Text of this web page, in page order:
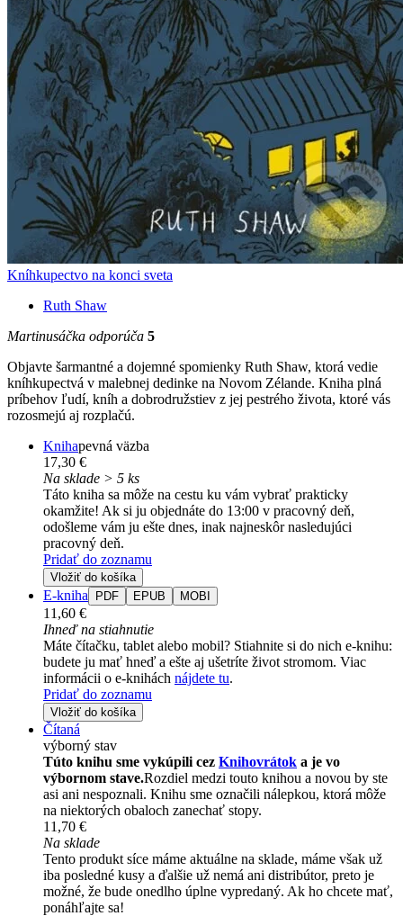
Kníhkupectvo na konci sveta
Ruth Shaw
Martinusáčka odporúča 5
Objavte šarmantné a dojemné spomienky Ruth Shaw, ktorá vedie
kníhkupectvá v malebnej dedinke na Novom Zélande. Kniha plná
príbehov ľudí, kníh a dobrodružstiev z jej pestrého života, ktoré vás
rozosmejú aj rozplačú.
Knihapevná väzba
17,30 €
Na sklade > 5 ks
Táto kniha sa môže na cestu ku vám vybrať prakticky
okamžite! Ak si ju objednáte do 13:00 v pracovný deň,
odošleme vám ju ešte dnes, inak najneskôr nasledujúci
pracovný deň.
Pridať do zoznamu
Vložiť do košíka
E-kniha PDF EPUB MOBI
11,60 €
Ihneď na stiahnutie
Máte čítačku, tablet alebo mobil? Stiahnite si do nich e-knihu:
budete ju mať hneď a ešte aj ušetríte život stromom. Viac
informácii o e-knihách nájdete tu.
Pridať do zoznamu
Vložiť do košíka
Čítaná
výborný stav
Túto knihu sme vykúpili cez Knihovrátok a je vo
výbornom stave.Rozdiel medzi touto knihou a novou by ste
asi ani nespoznali. Knihu sme označili nálepkou, ktorá môže
na niektorých obaloch zanechať stopy.
11,70 €
Na sklade
Tento produkt síce máme aktuálne na sklade, máme však už
iba posledné kusy a ďalšie už nemá ani distribútor, preto je
možné, že bude onedlho úplne vypredaný. Ak ho chcete mať,
ponáhľajte sa!